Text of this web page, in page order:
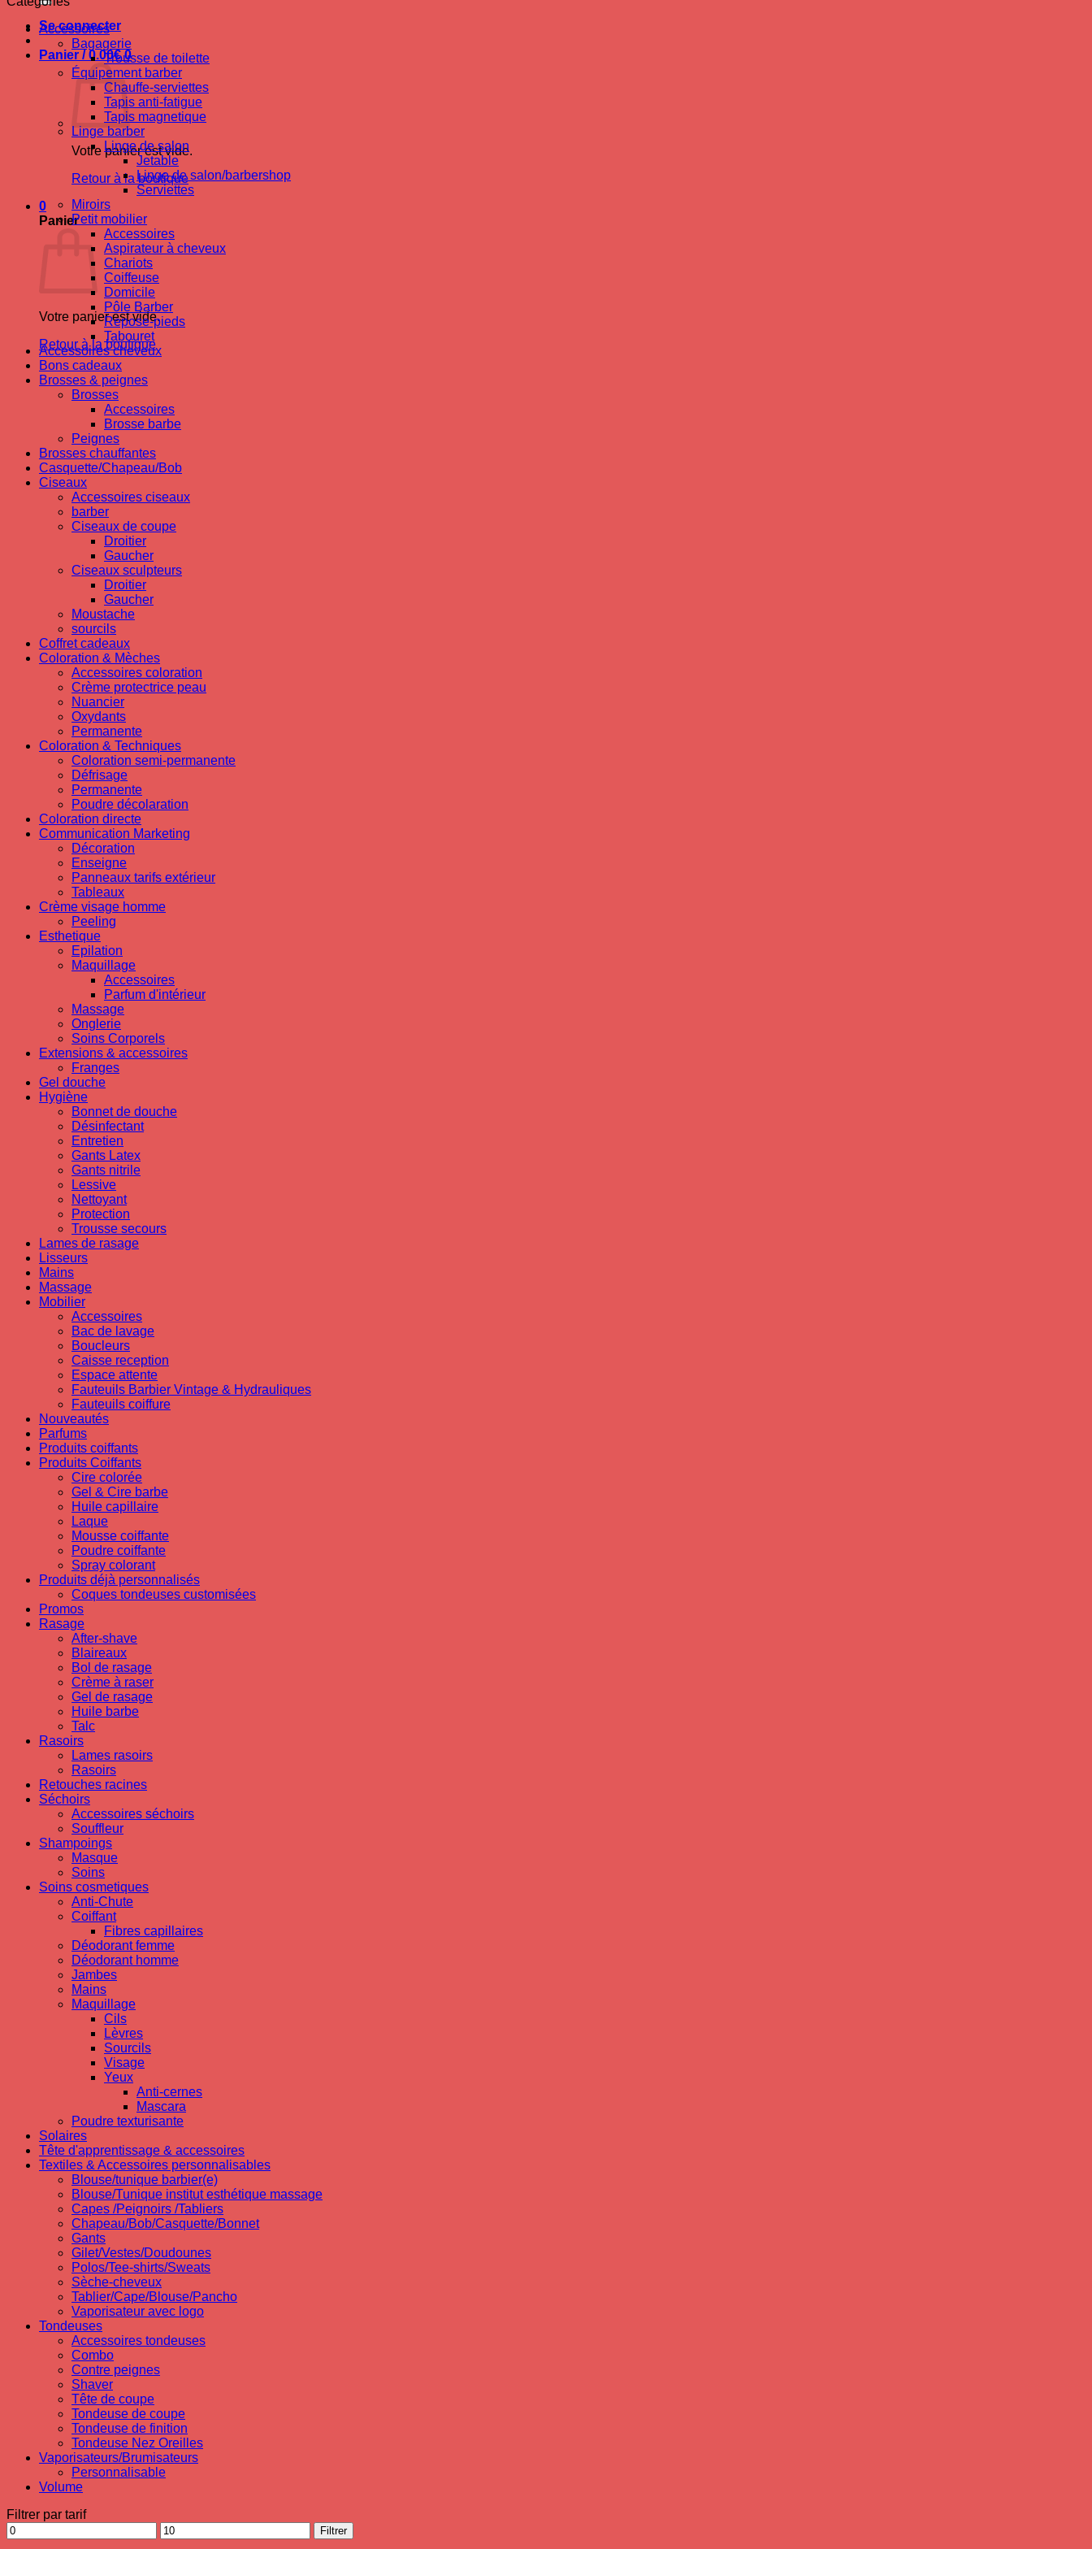
Se connecter
Panier /0.00€ 0
Votre panier est vide.
Retour à la boutique
0
Panier
Votre panier est vide.
Retour à la boutique
Accessoires
Bagagerie
Trousse de toilette
Équipement barber
Chauffe-serviettes
Tapis anti-fatigue
Tapis magnetique
Linge barber
Linge de salon
Jetable
Linge de salon/barbershop
Serviettes
Miroirs
Petit mobilier
Accessoires
Aspirateur à cheveux
Chariots
Coiffeuse
Domicile
Pôle Barber
Repose-pieds
Tabouret
Accessoires cheveux
Bons cadeaux
Brosses & peignes
Brosses
Accessoires
Brosse barbe
Peignes
Brosses chauffantes
Casquette/Chapeau/Bob
Ciseaux
Accessoires ciseaux
barber
Ciseaux de coupe
Droitier
Gaucher
Ciseaux sculpteurs
Droitier
Gaucher
Moustache
sourcils
Coffret cadeaux
Coloration & Mèches
Accessoires coloration
Crème protectrice peau
Nuancier
Oxydants
Permanente
Coloration & Techniques
Coloration semi-permanente
Défrisage
Permanente
Poudre décolaration
Coloration directe
Communication Marketing
Décoration
Enseigne
Panneaux tarifs extérieur
Tableaux
Crème visage homme
Peeling
Esthetique
Epilation
Maquillage
Accessoires
Parfum d'intérieur
Massage
Onglerie
Soins Corporels
Extensions & accessoires
Franges
Gel douche
Hygiène
Bonnet de douche
Désinfectant
Entretien
Gants Latex
Gants nitrile
Lessive
Nettoyant
Protection
Trousse secours
Lames de rasage
Lisseurs
Mains
Massage
Mobilier
Accessoires
Bac de lavage
Boucleurs
Caisse reception
Espace attente
Fauteuils Barbier Vintage & Hydrauliques
Fauteuils coiffure
Nouveautés
Parfums
Produits coiffants
Produits Coiffants
Cire colorée
Gel & Cire barbe
Huile capillaire
Laque
Mousse coiffante
Poudre coiffante
Spray colorant
Produits déjà personnalisés
Coques tondeuses customisées
Promos
Rasage
After-shave
Blaireaux
Bol de rasage
Crème à raser
Gel de rasage
Huile barbe
Talc
Rasoirs
Lames rasoirs
Rasoirs
Retouches racines
Séchoirs
Accessoires séchoirs
Souffleur
Shampoings
Masque
Soins
Soins cosmetiques
Anti-Chute
Coiffant
Fibres capillaires
Déodorant femme
Déodorant homme
Jambes
Mains
Maquillage
Cils
Lèvres
Sourcils
Visage
Yeux
Anti-cernes
Mascara
Poudre texturisante
Solaires
Tête d'apprentissage & accessoires
Textiles & Accessoires personnalisables
Blouse/tunique barbier(e)
Blouse/Tunique institut esthétique massage
Capes /Peignoirs /Tabliers
Chapeau/Bob/Casquette/Bonnet
Gants
Gilet/Vestes/Doudounes
Polos/Tee-shirts/Sweats
Sèche-cheveux
Tablier/Cape/Blouse/Pancho
Vaporisateur avec logo
Tondeuses
Accessoires tondeuses
Combo
Contre peignes
Shaver
Tête de coupe
Tondeuse de coupe
Tondeuse de finition
Tondeuse Nez Oreilles
Vaporisateurs/Brumisateurs
Personnalisable
Volume
Filtrer par tarif
Prix
min
Prix
max
Filtrer